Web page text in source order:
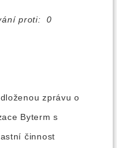
proti: 0
zprávu o
Byterm s
činnost